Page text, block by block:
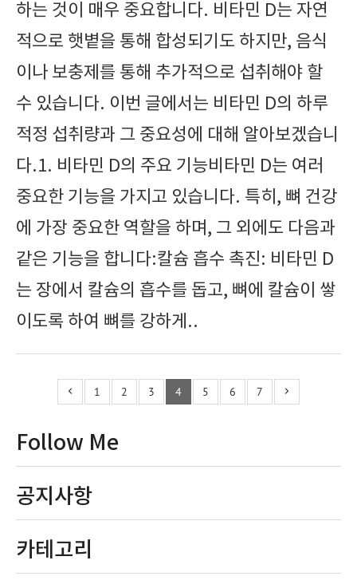
하는 것이 매우 중요합니다. 비타민 D는 자연
적으로 햇볕을 통해 합성되기도 하지만, 음식
이나 보충제를 통해 추가적으로 섭취해야 할
수 있습니다. 이번 글에서는 비타민 D의 하루
적정 섭취량과 그 중요성에 대해 알아보겠습니
다.1. 비타민 D의 주요 기능비타민 D는 여러
중요한 기능을 가지고 있습니다. 특히, 뼈 건강
에 가장 중요한 역할을 하며, 그 외에도 다음과
같은 기능을 합니다:칼슘 흡수 촉진: 비타민 D
는 장에서 칼슘의 흡수를 돕고, 뼈에 칼슘이 쌓
이도록 하여 뼈를 강하게..
1 2 3 4 5 6 7
Follow Me
공지사항
카테고리